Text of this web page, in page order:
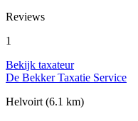
Reviews
1
Bekijk taxateur
De Bekker Taxatie Service
Helvoirt (6.1 km)